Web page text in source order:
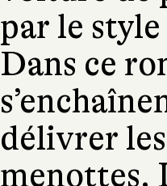
par le
Dans ce
délivrer
menottes.